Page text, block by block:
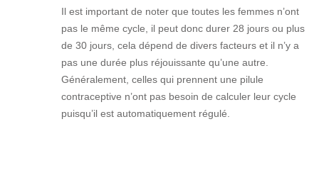
Il est important de noter que toutes les femmes n’ont
pas le même cycle, il peut donc durer 28 jours ou plus
de 30 jours, cela dépend de divers facteurs et il n’y a
pas une durée plus réjouissante qu’une autre.
Généralement, celles qui prennent une pilule
contraceptive n’ont pas besoin de calculer leur cycle
puisqu’il est automatiquement régulé.